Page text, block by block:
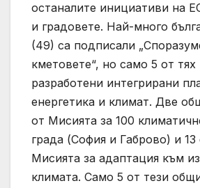
останалите инициативи на
и градовете. Най-много
(49) са подписали
кметовете“, но само 5 от тях
разработени интегрирани
енергетика и климат. Две
от Мисията за 100
града (София и Габрово) и 13
Мисията за адаптация към
климата. Само 5 от тези